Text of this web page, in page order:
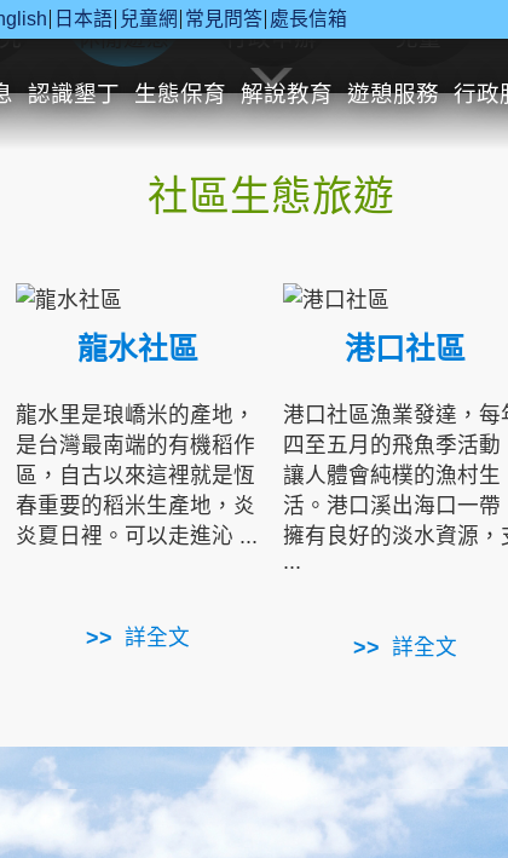
日本語 兒童網 常見問答 處長信箱
認識墾丁 生態保育 解說教育 遊憩服務 行政
休閒遊憩 行政申辦 兒童
社區生態旅遊
龍水社區
龍水里是琅嶠米的產地，
是台灣最南端的有機稻作
區，自古以來這裡就是恆
春重要的稻米生產地，炎
炎夏日裡。可以走進沁 ...
詳全文
港口社區
港口社區漁業發達，每
四至五月的飛魚季活動
讓人體會純樸的漁村生
活。港口溪出海口一帶
擁有良好的淡水資源，
...
詳全文